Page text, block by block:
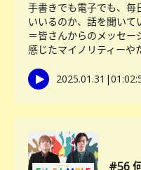
手書きでも電子でも、毎
いいるのか、話を聞いて
＝皆さんからのメッセ
感じたマイノリティーや
2025.01.31 |
#56